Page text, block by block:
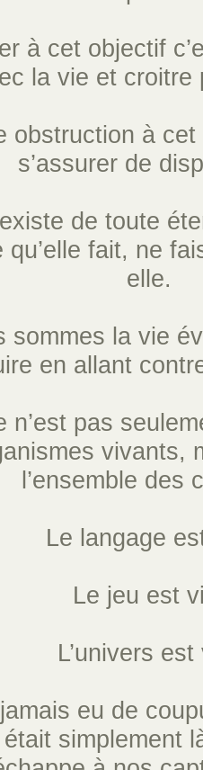
à cet objectif
la vie et croitre
obstruction à cet
s’assurer de
de toute
qu’elle fait, ne
elle.
sommes la vie
en allant
n’est pas
vivants,
l’ensemble des
Le langage
Le jeu est
L’univers
eu de
simplement